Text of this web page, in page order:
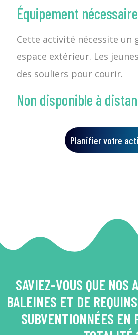
Équipement nécessaire
Cette activité nécessite un
espace extérieur. Les
des souliers pour courir.
Non disponible à
Planifier votre
SAVIEZ-VOUS QUE NOS
BALEINES ET DE
SUBVENTIONNÉES EN